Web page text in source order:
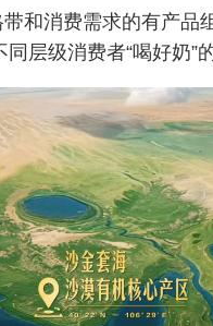
和消费需求的有产品
层级消费者“喝好奶”